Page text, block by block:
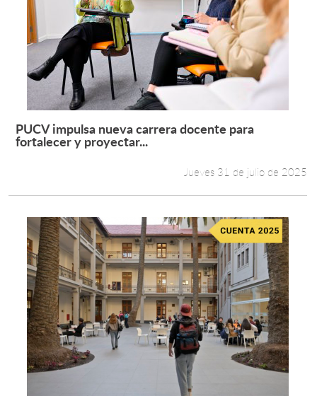
Leer más +
PUCV impulsa nueva carrera docente para
fortalecer y proyectar...
Jueves 31 de julio de 2025